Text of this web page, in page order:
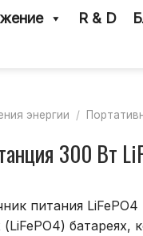
R & D
энергии /
300 Вт
питания
батареях,